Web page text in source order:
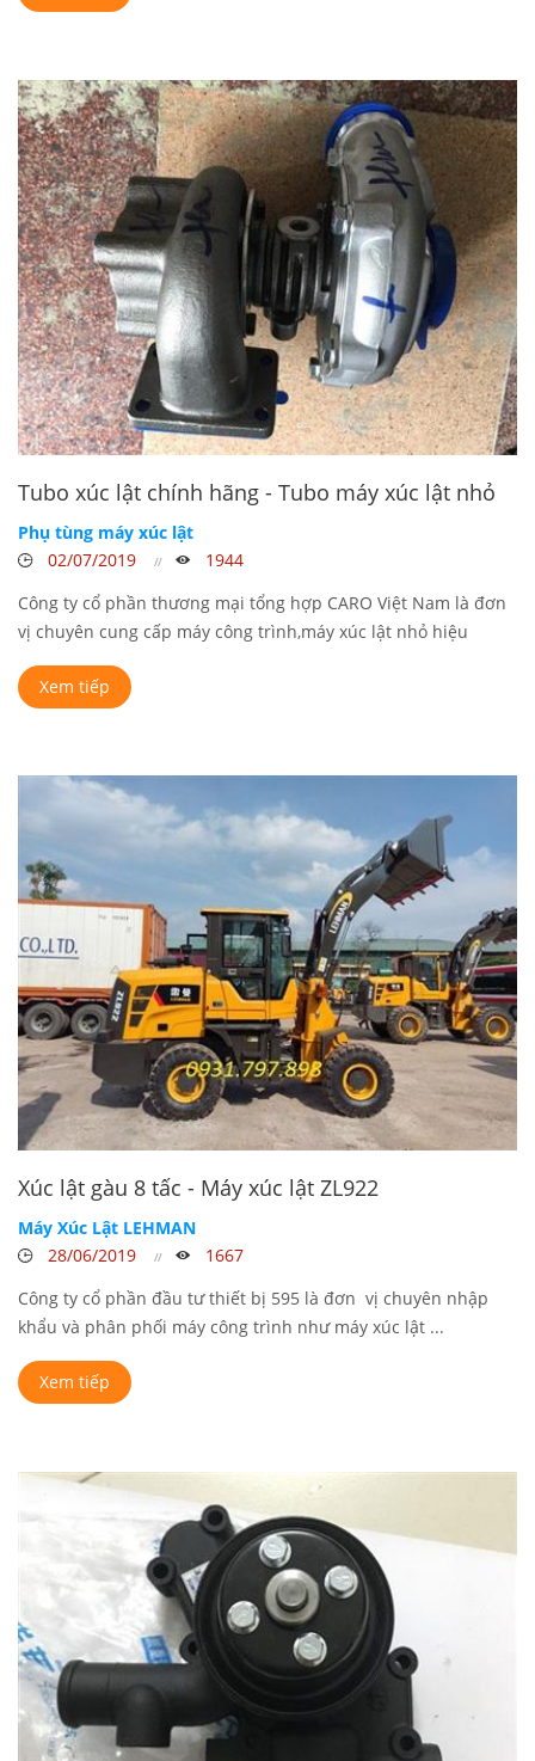
Tubo xúc lật chính hãng - Tubo máy xúc lật nhỏ
Phụ tùng máy xúc lật
02/07/2019
1944
Công ty cổ phần thương mại tổng hợp CARO Việt Nam là đơn
vị chuyên cung cấp máy công trình,máy xúc lật nhỏ hiệu
Xem tiếp
Xúc lật gàu 8 tấc - Máy xúc lật ZL922
Máy Xúc Lật LEHMAN
28/06/2019
1667
Công ty cổ phần đầu tư thiết bị 595 là đơn vị chuyên nhập
khẩu và phân phối máy công trình như máy xúc lật ...
Xem tiếp